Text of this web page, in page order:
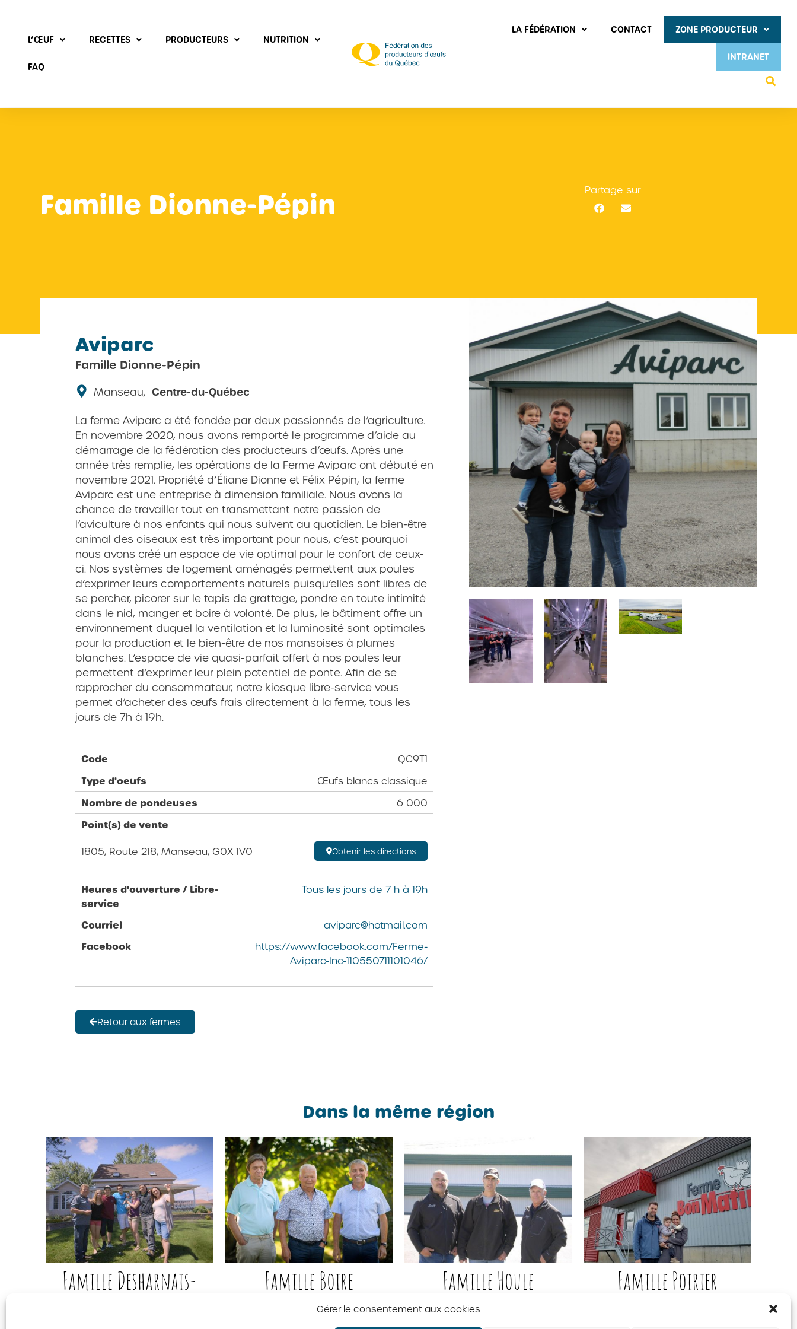
Gérer le consentement aux cookies
L’ŒUF RECETTES PRODUCTEURS NUTRITION
FAQ
LA FÉDÉRATION CONTACT ZONE PRODUCTEUR
INTRANET
Famille Dionne-Pépin Partage sur
Aviparc
Famille Dionne-Pépin
Manseau, Centre-du-Québec
La ferme Aviparc a été fondée par deux passionnés de l’agriculture.
En novembre 2020, nous avons remporté le programme d’aide au
démarrage de la fédération des producteurs d’œufs. Après une
année très remplie, les opérations de la Ferme Aviparc ont débuté en
novembre 2021. Propriété d’Éliane Dionne et Félix Pépin, la ferme
Aviparc est une entreprise à dimension familiale. Nous avons la
chance de travailler tout en transmettant notre passion de
l’aviculture à nos enfants qui nous suivent au quotidien. Le bien-être
animal des oiseaux est très important pour nous, c’est pourquoi
nous avons créé un espace de vie optimal pour le confort de ceux-
ci. Nos systèmes de logement aménagés permettent aux poules
d’exprimer leurs comportements naturels puisqu’elles sont libres de
se percher, picorer sur le tapis de grattage, pondre en toute intimité
dans le nid, manger et boire à volonté. De plus, le bâtiment offre un
environnement duquel la ventilation et la luminosité sont optimales
pour la production et le bien-être de nos mansoises à plumes
blanches. L’espace de vie quasi-parfait offert à nos poules leur
permettent d’exprimer leur plein potentiel de ponte. Afin de se
rapprocher du consommateur, notre kiosque libre-service vous
permet d’acheter des œufs frais directement à la ferme, tous les
jours de 7h à 19h.
Code
QC9T1
Type d'oeufs
Œufs blancs classique
Nombre de pondeuses
6 000
Point(s) de vente
1805, Route 218, Manseau, G0X 1V0 Obtenir les directions
Heures d'ouverture / Libre-
service
Tous les jours de 7 h à 19h
Courriel
aviparc@hotmail.com
Facebook
https://www.facebook.com/Ferme-
Aviparc-Inc-110550711101046/
Retour aux fermes
Dans la même région
Famille Desharnais- Famille Boire Famille Houle Famille Poirier